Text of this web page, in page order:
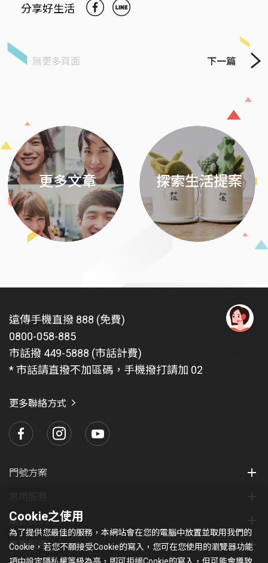
分享好生活
無更多頁面 下一篇
更多文章 探索生活提案
Next
遠傳手機直撥 888 (免費)
0800-058-885
市話撥 449-5888 (市話計費)
* 市話請直撥不加區碼，手機撥打請加 02
更多聯絡方式
門號方案
關於我們
集團服務
Cookie之使用
為了提供您最佳的服務，本網站會在您的電腦中放置並取用我們的
Cookie，若您不願接受Cookie的寫入，您可在您使用的瀏覽器功能